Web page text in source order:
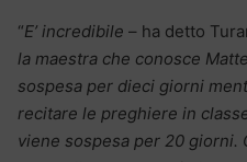
“E’ incredibile – ha detto
la maestra che conosce
sospesa per dieci giorni
recitare le preghiere in
viene sospesa per 20 giorni.